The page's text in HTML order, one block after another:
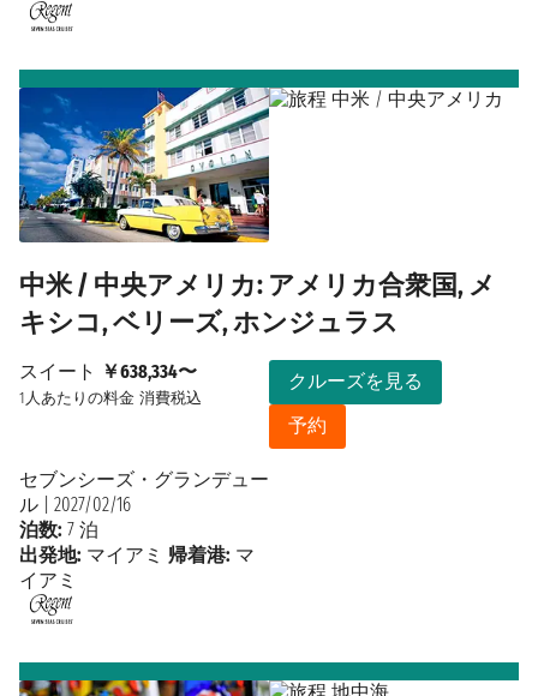
中米 / 中央アメリカ: アメリカ合衆国, メ
キシコ, ベリーズ, ホンジュラス
スイート ￥638,334〜
1人あたりの料金 消費税込
クルーズを見る
予約
セブンシーズ・グランデュー
ル
2027/02/16
泊数: 7 泊
出発地: マイアミ 帰着港: マ
イアミ